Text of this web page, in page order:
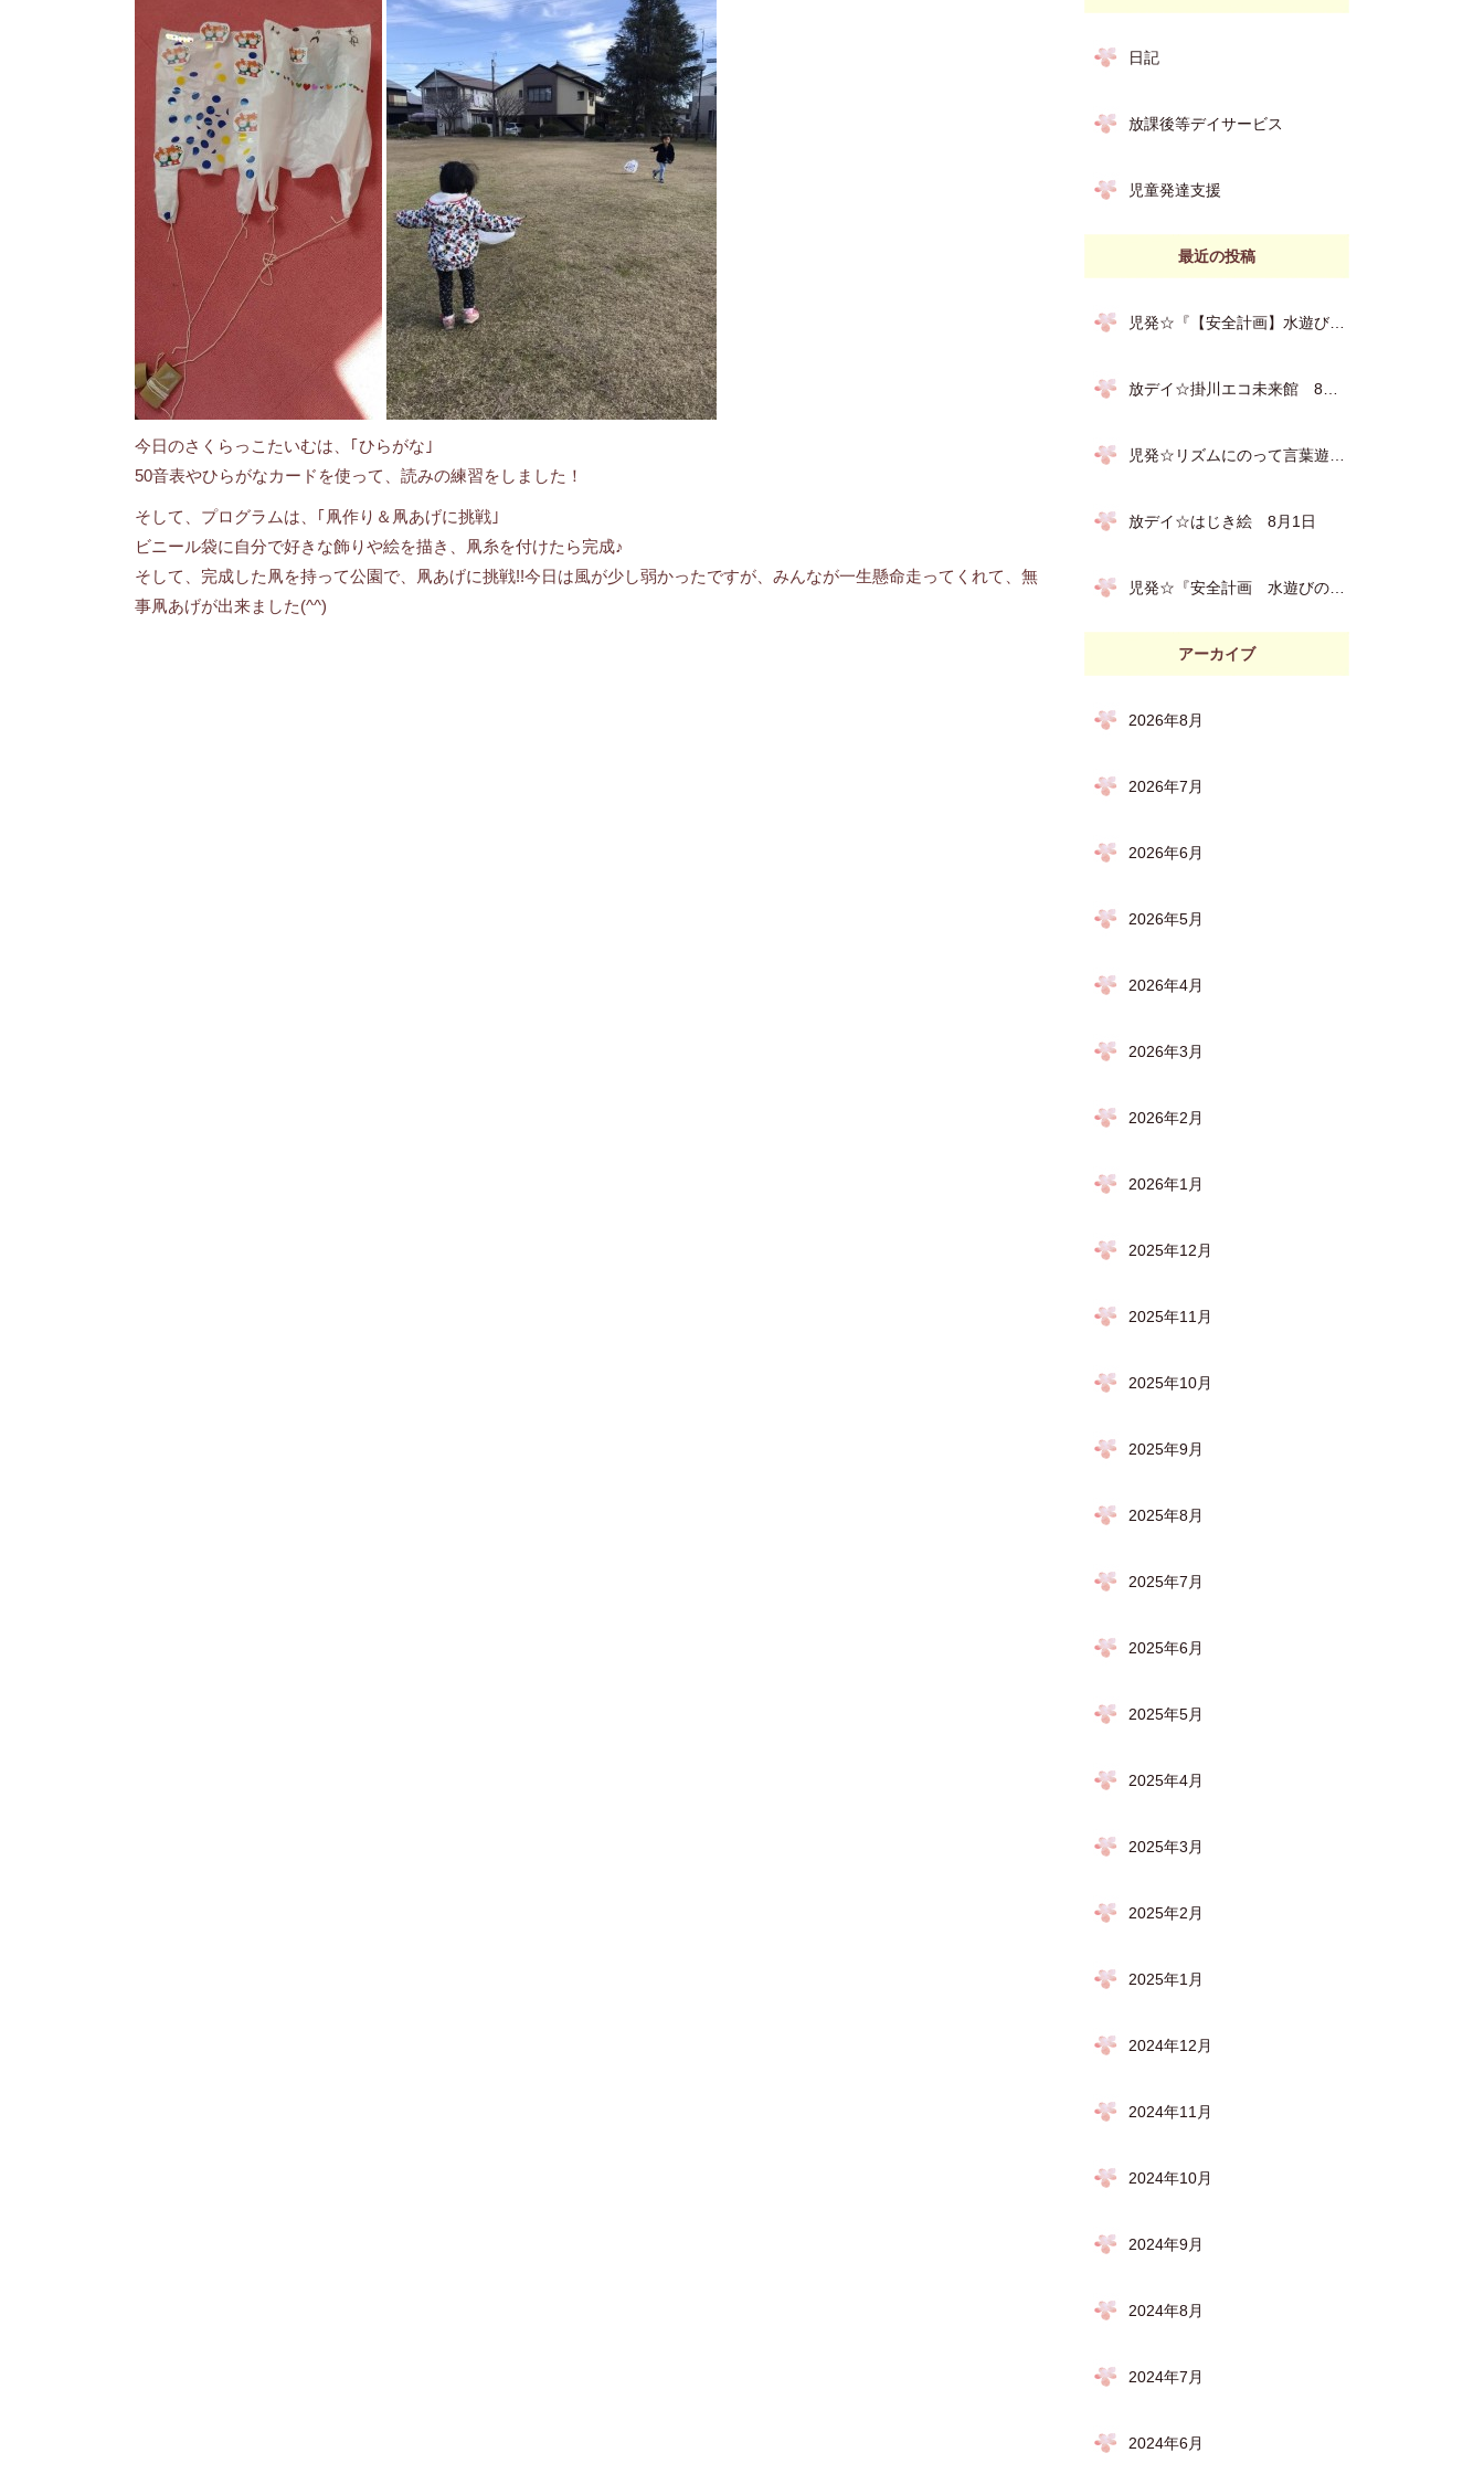
今日のさくらっこたいむは、｢ひらがな｣
50音表やひらがなカードを使って、読みの練習をしました！
そして、プログラムは、｢凧作り＆凧あげに挑戦｣
ビニール袋に自分で好きな飾りや絵を描き、凧糸を付けたら完成♪
そして、完成した凧を持って公園で、凧あげに挑戦!!今日は風が少し弱かったですが、みんなが一生懸命走ってくれて、無
事凧あげが出来ました(^^)
日記
放課後等デイサービス
児童発達支援
最近の投稿
放デイ☆はじき絵 8月1日
アーカイブ
2026年8月
2026年7月
2026年6月
2026年5月
2026年4月
2026年3月
2026年2月
2026年1月
2025年12月
2025年11月
2025年10月
2025年9月
2025年8月
2025年7月
2025年6月
2025年5月
2025年4月
2025年3月
2025年2月
2025年1月
2024年12月
2024年11月
2024年10月
2024年9月
2024年8月
2024年7月
2024年6月